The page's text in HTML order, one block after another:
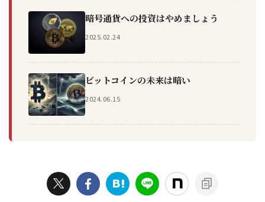
暗号通貨への投資はやめましょう
2025.02.24
ビットコインの未来は暗い
2024.06.15